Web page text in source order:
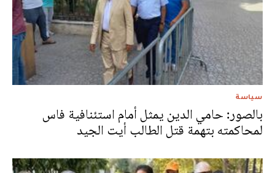
سياسة
بالصور: حامي الدين يمثل أمام استئنافية فاس
لمحاكمته بتهمة قتل الطالب أيت الجيد